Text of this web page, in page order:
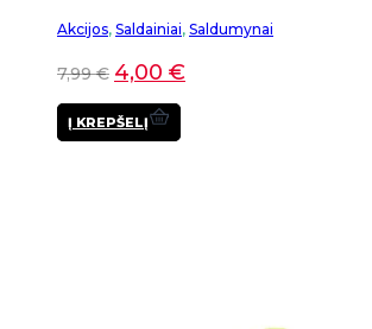
Akcijos, Saldainiai, Saldumynai
7,99€ 4,00 €
Į KREPŠELĮ